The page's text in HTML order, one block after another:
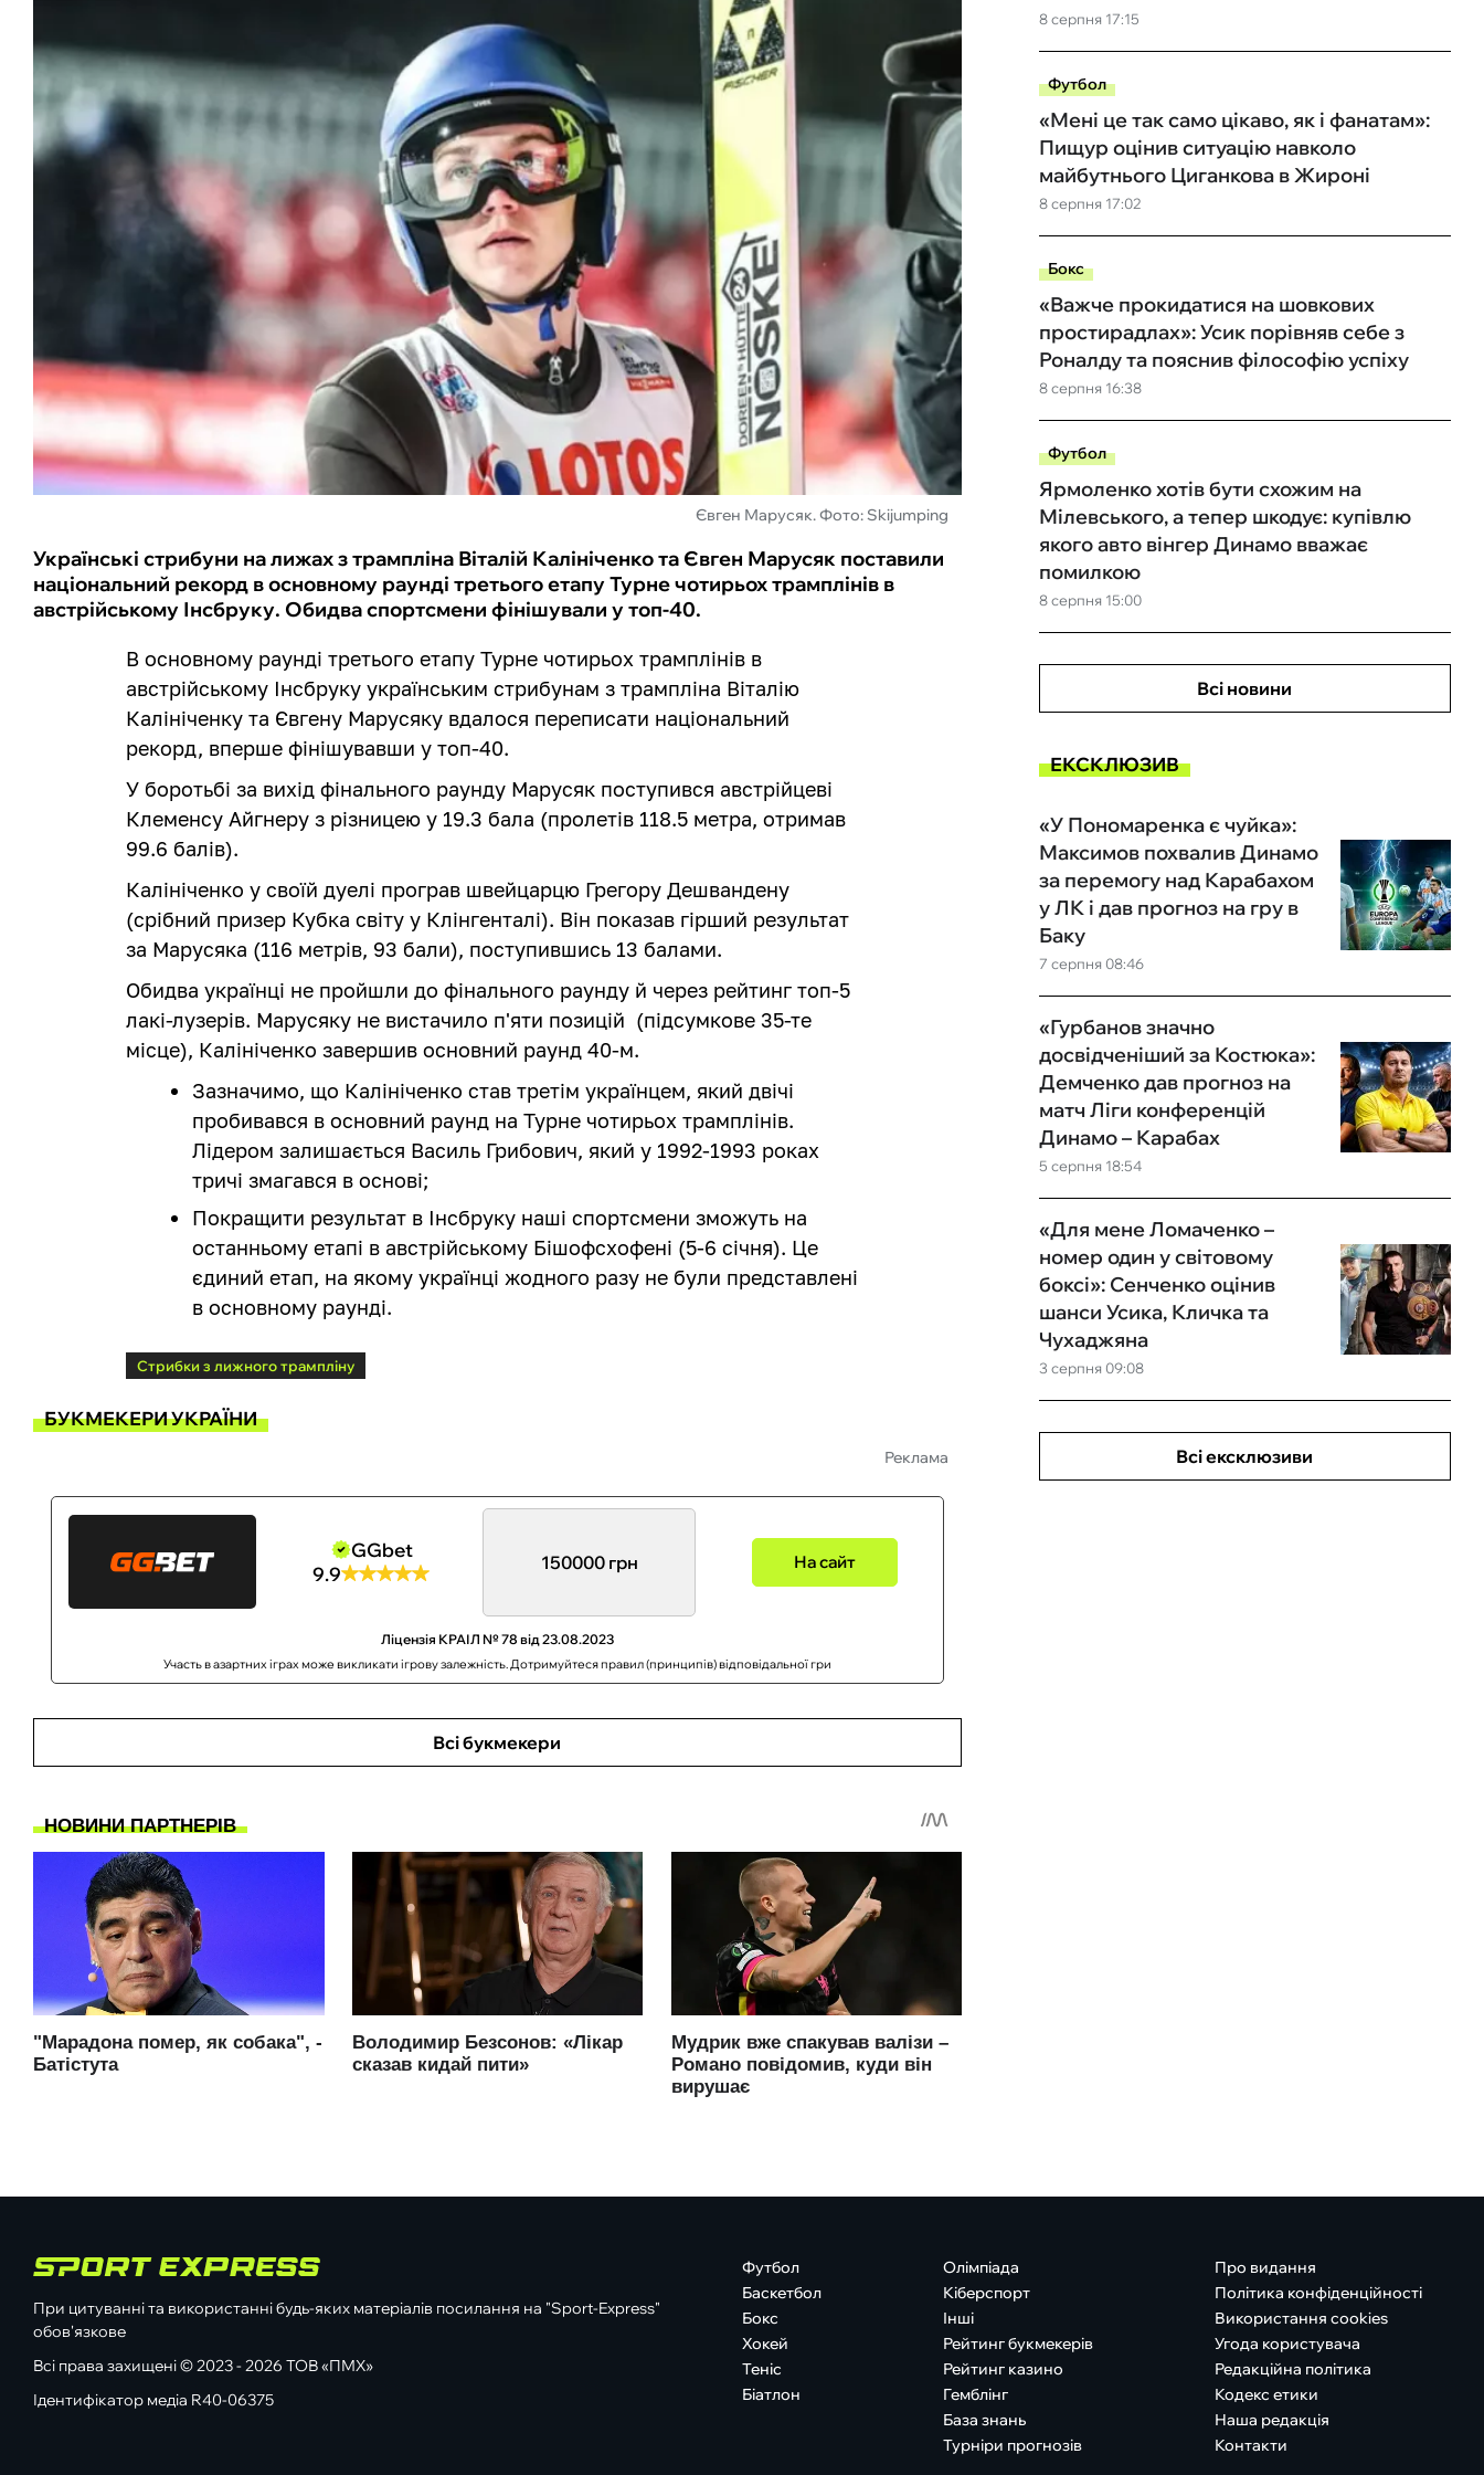
Євген Марусяк. Фото: Skijumping
Українські стрибуни на лижах з трампліна Віталій Калініченко та Євген Марусяк поставили
національний рекорд в основному раунді третього етапу Турне чотирьох трамплінів в
австрійському Інсбруку. Обидва спортсмени фінішували у топ-40.
В основному раунді третього етапу Турне чотирьох трамплінів в
австрійському Інсбруку українським стрибунам з трампліна Віталію
Калініченку та Євгену Марусяку вдалося переписати національний
рекорд, вперше фінішувавши у топ-40.
У боротьбі за вихід фінального раунду Марусяк поступився австрійцеві
Клеменсу Айгнеру з різницею у 19.3 бала (пролетів 118.5 метра, отримав
99.6 балів).
Калініченко у своїй дуелі програв швейцарцю Грегору Дешвандену
(срібний призер Кубка світу у Клінгенталі). Він показав гірший результат
за Марусяка (116 метрів, 93 бали), поступившись 13 балами.
Обидва українці не пройшли до фінального раунду й через рейтинг топ-5
лакі-лузерів. Марусяку не вистачило п'яти позицій (підсумкове 35-те
місце), Калініченко завершив основний раунд 40-м.
Зазначимо, що Калініченко став третім українцем, який двічі
пробивався в основний раунд на Турне чотирьох трамплінів.
Лідером залишається Василь Грибович, який у 1992-1993 роках
тричі змагався в основі;
Покращити результат в Інсбруку наші спортсмени зможуть на
останньому етапі в австрійському Бішофсхофені (5-6 січня). Це
єдиний етап, на якому українці жодного разу не були представлені
в основному раунді.
Стрибки з лижного трампліну
БУКМЕКЕРИ УКРАЇНИ
Реклама
GGbet
9.9
150000 грн На сайт
Ліцензія КРАІЛ № 78 від 23.08.2023
Участь в азартних іграх може викликати ігрову залежність. Дотримуйтеся правил (принципів) відповідальної гри
Всі букмекери
8 серпня 17:15
Футбол
8 серпня 17:02
«Мені це так само цікаво, як і фанатам»:
Пищур оцінив ситуацію навколо
майбутнього Циганкова в Жироні
Бокс
8 серпня 16:38
«Важче прокидатися на шовкових
простирадлах»: Усик порівняв себе з
Роналду та пояснив філософію успіху
Футбол
8 серпня 15:00
Ярмоленко хотів бути схожим на
Мілевського, а тепер шкодує: купівлю
якого авто вінгер Динамо вважає
помилкою
Всі новини
ЕКСКЛЮЗИВ
7 серпня 08:46
«У Пономаренка є чуйка»:
Максимов похвалив Динамо
за перемогу над Карабахом
у ЛК і дав прогноз на гру в
Баку
5 серпня 18:54
«Гурбанов значно
досвідченіший за Костюка»:
Демченко дав прогноз на
матч Ліги конференцій
Динамо – Карабах
3 серпня 09:08
«Для мене Ломаченко –
номер один у світовому
боксі»: Сенченко оцінив
шанси Усика, Кличка та
Чухаджяна
Всі ексклюзиви
При цитуванні та використанні будь-яких матеріалів посилання на "Sport-Express"
обов'язкове
Всі права захищені © 2023 - 2026 ТОВ «ПМХ»
Ідентифікатор медіа R40-06375
Футбол
Баскетбол
Бокс
Хокей
Теніс
Біатлон
Олімпіада
Кіберспорт
Інші
Рейтинг букмекерів
Рейтинг казино
Гемблінг
База знань
Турніри прогнозів
Про видання
Політика конфіденційності
Використання cookies
Угода користувача
Редакційна політика
Кодекс етики
Наша редакція
Контакти